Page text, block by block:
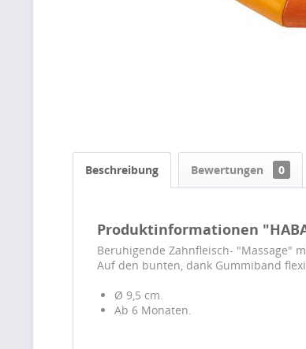
Beschreibung Bewertungen 0
Produktinformationen
Beruhigende Zahnfleisch- "Massage"
Auf den bunten, dank Gummiband
Ø 9,5 cm.
Ab 6 Monaten.